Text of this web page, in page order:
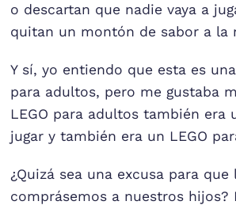
o descartan que nadie vaya a
quitan un montón de sabor a la
Y sí, yo entiendo que esta es
para adultos, pero me gustaba
LEGO para adultos también era
jugar y también era un LEGO
¿Quizá sea una excusa para
comprásemos a nuestros hijos?